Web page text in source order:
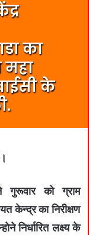
का
महा
के
गुरूवार को ग्राम
केन्‍द्र का निरीक्षण
निर्धारित लक्ष्‍य के